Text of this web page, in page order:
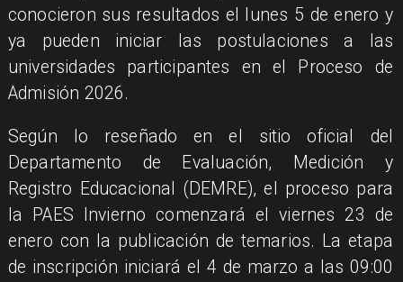
conocieron sus resultados el lunes 5 de enero y
ya pueden iniciar las postulaciones a las
universidades participantes en el Proceso de
Admisión 2026.
Según lo reseñado en el sitio oficial del
Departamento de Evaluación, Medición y
Registro Educacional (DEMRE), el proceso para
la PAES Invierno comenzará el viernes 23 de
enero con la publicación de temarios. La etapa
de inscripción iniciará el 4 de marzo a las 09:00